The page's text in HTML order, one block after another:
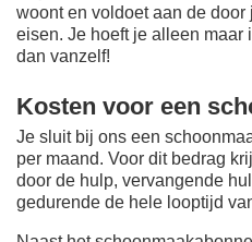
woont en voldoet aan de
eisen. Je hoeft je alleen maar
dan vanzelf!
Kosten voor een
Je sluit bij ons een
per maand. Voor dit bedrag
door de hulp, vervangende
gedurende de hele looptijd